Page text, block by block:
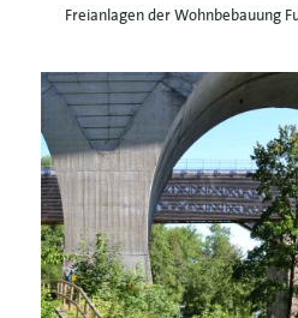
Freianlagen der Wohnbebauung